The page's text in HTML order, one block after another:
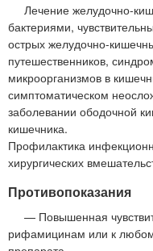
Лечение желудочно-
бактериями,
острых желудочно-
путешественников,
микроорганизмов в
симптоматическом
заболевании ободочной
кишечника.
Профилактика
хирургических
Противопоказания
— Повышенная
рифамицинам или к